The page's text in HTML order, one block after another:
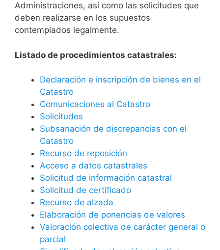
Administraciones, así como las solicitudes que
deben realizarse en los supuestos
contemplados legalmente.
Listado de procedimientos catastrales:
Declaración e inscripción de bienes en el
Catastro
Comunicaciones al Catastro
Solicitudes
Subsanación de discrepancias con el
Catastro
Recurso de reposición
Acceso a datos catastrales
Solicitud de información catastral
Solicitud de certificado
Recurso de alzada
Elaboración de ponencias de valores
Valoración colectiva de carácter general o
parcial